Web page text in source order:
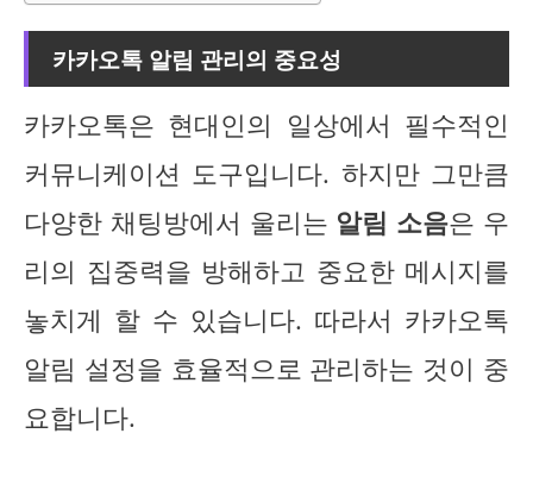
카카오톡 알림 관리의 중요성
카카오톡은 현대인의 일상에서 필수적인
커뮤니케이션 도구입니다. 하지만 그만큼
다양한 채팅방에서 울리는 알림 소음은 우
리의 집중력을 방해하고 중요한 메시지를
놓치게 할 수 있습니다. 따라서 카카오톡
알림 설정을 효율적으로 관리하는 것이 중
요합니다.